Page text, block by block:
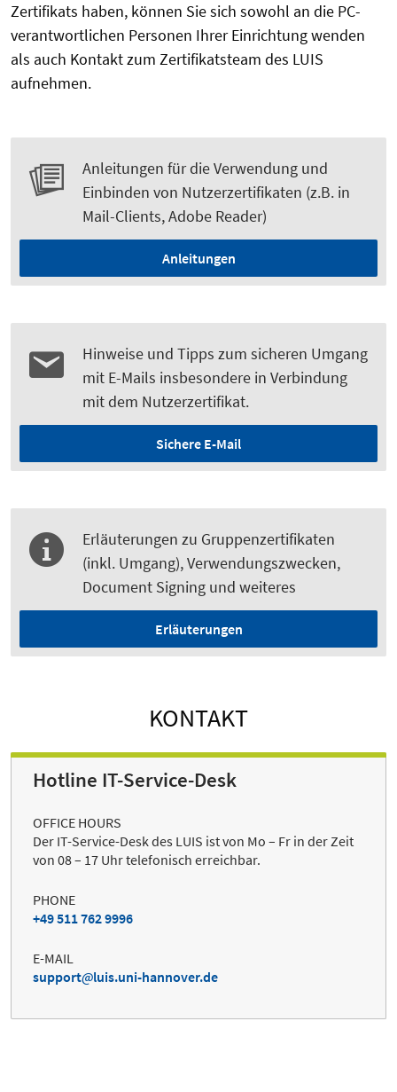
Zertifikats haben, können Sie sich sowohl an die PC-
verantwortlichen Personen Ihrer Einrichtung wenden
als auch Kontakt zum Zertifikatsteam des LUIS
aufnehmen.
Anleitungen für die Verwendung und
Einbinden von Nutzerzertifikaten (z.B. in
Mail-Clients, Adobe Reader)
Anleitungen
Hinweise und Tipps zum sicheren Umgang
mit E-Mails insbesondere in Verbindung
mit dem Nutzerzertifikat.
Sichere E-Mail
Erläuterungen zu Gruppenzertifikaten
(inkl. Umgang), Verwendungszwecken,
Document Signing und weiteres
Erläuterungen
KONTAKT
Hotline IT-Service-Desk
OFFICE HOURS
Der IT-Service-Desk des LUIS ist von Mo – Fr in der Zeit
von 08 – 17 Uhr telefonisch erreichbar.
PHONE
+49 511 762 9996
E-MAIL
support
luis.uni-hannover.de